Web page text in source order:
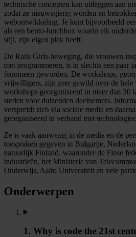
technische concepten kan uitleggen aan
zodat ze nieuwsgierig worden en
webontwikkeling. Je kunt bijvoorbeeld
als een bento-lunchbox waarin elk
stijl, zijn eigen plek heeft.
De Rails Girls-beweging, die vrouwen
met programmeren, is in slechts een paar
fenomeen geworden. De workshops,
vrijwilligers, zijn zeer gewild over de hele
workshops georganiseerd in meer dan 30
steden voor duizenden deelnemers.
verspreidt zich via sociale media en
georganiseerd in verband met
Ze is vaak aanwezig in de media en de
toespraken gegeven in Bulgarije,
natuurlijk Finland, waaronder de Finse
industrieën, het Ministerie van
Onderwijs, Aalto Universiteit en vele
Onderwerpen
1. Why is code the 21st